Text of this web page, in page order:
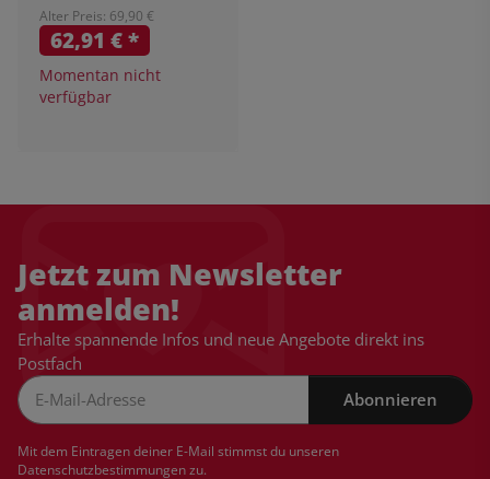
Alter Preis: 69,90 €
62,91 €*
Momentan nicht
verfügbar
Jetzt zum Newsletter
anmelden!
Erhalte spannende Infos und neue Angebote direkt ins
Postfach
Abonnieren
Mit dem Eintragen deiner E-Mail stimmst du unseren
Datenschutzbestimmungenzu.